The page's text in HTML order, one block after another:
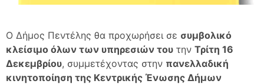
Ο Δήμος Πεντέλης θα προχωρήσει σε συμβολικό
κλείσιμο όλων των υπηρεσιών του την Τρίτη 16
Δεκεμβρίου, συμμετέχοντας στην πανελλαδική
κινητοποίηση της Κεντρικής Ένωσης Δήμων